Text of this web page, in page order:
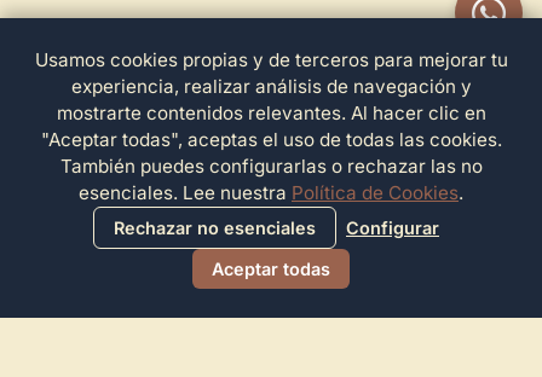
Legales
Política de Privacidad
Política de Cookies
Configuración de Cookies
Términos de Servicio
Contacto
Usamos cookies propias y de terceros para mejorar tu
experiencia, realizar análisis de navegación y
mostrarte contenidos relevantes. Al hacer clic en
"Aceptar todas", aceptas el uso de todas las cookies.
También puedes configurarlas o rechazar las no
esenciales. Lee nuestra Política de Cookies.
Rechazar no esenciales
Configurar
Aceptar todas